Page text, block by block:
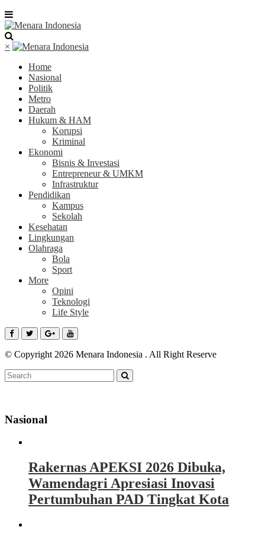
×
Home
Nasional
Politik
Metro
Daerah
Hukum & HAM
Korupsi
Kriminal
Ekonomi
Bisnis & Investasi
Entrepreneur & UMKM
Infrastruktur
Pendidikan
Kampus
Sekolah
Kesehatan
Lingkungan
Olahraga
Bola
Sport
More
Opini
Teknologi
Life Style
© Copyright 2026 Menara Indonesia . All Right Reserve
Nasional
Rakernas APEKSI 2026 Dibuka,
Wamendagri Apresiasi Inovasi
Pertumbuhan PAD Tingkat Kota